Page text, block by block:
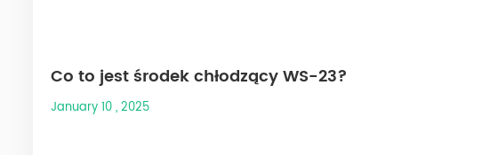
Co to jest środek chłodzący WS-23?
January 10 , 2025